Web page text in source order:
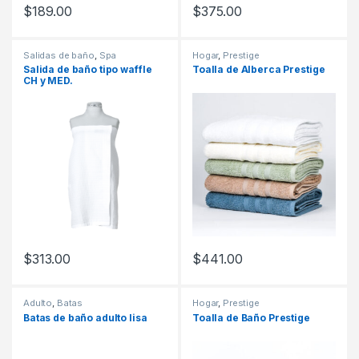
$189.00 $375.00
Salidas de baño Spa
Salida de baño tipo waffle
CH y MED.
$313.00
Hogar, Prestige
Toalla de Alberca Prestige
$441.00
Adulto, Batas
Batas de baño adulto lisa
Hogar, Prestige
Toalla de Baño Prestige